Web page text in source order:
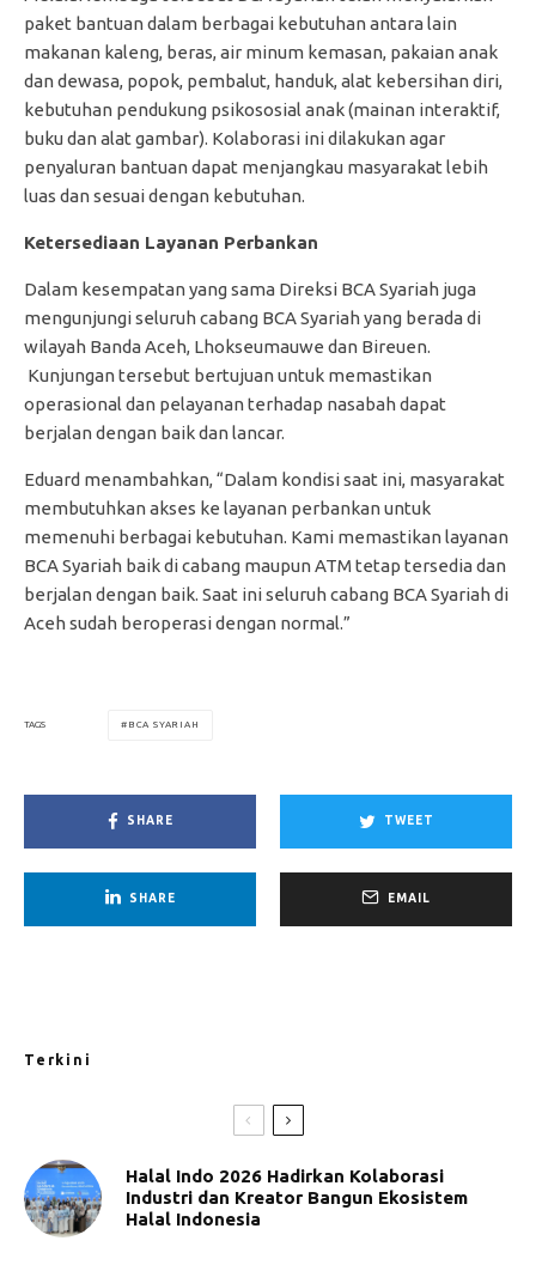
paket bantuan dalam berbagai kebutuhan antara lain
makanan kaleng, beras, air minum kemasan, pakaian anak
dan dewasa, popok, pembalut, handuk, alat kebersihan diri,
kebutuhan pendukung psikososial anak (mainan interaktif,
buku dan alat gambar). Kolaborasi ini dilakukan agar
penyaluran bantuan dapat menjangkau masyarakat lebih
luas dan sesuai dengan kebutuhan.
Ketersediaan Layanan Perbankan
Dalam kesempatan yang sama Direksi BCA Syariah juga
mengunjungi seluruh cabang BCA Syariah yang berada di
wilayah Banda Aceh, Lhokseumauwe dan Bireuen.
Kunjungan tersebut bertujuan untuk memastikan
operasional dan pelayanan terhadap nasabah dapat
berjalan dengan baik dan lancar.
Eduard menambahkan, “Dalam kondisi saat ini, masyarakat
membutuhkan akses ke layanan perbankan untuk
memenuhi berbagai kebutuhan. Kami memastikan layanan
BCA Syariah baik di cabang maupun ATM tetap tersedia dan
berjalan dengan baik. Saat ini seluruh cabang BCA Syariah di
Aceh sudah beroperasi dengan normal.”
TAGS BCA SYARIAH
SHARE TWEET
SHARE EMAIL
Terkini
Halal Indo 2026 Hadirkan Kolaborasi
Industri dan Kreator Bangun Ekosistem
Halal Indonesia